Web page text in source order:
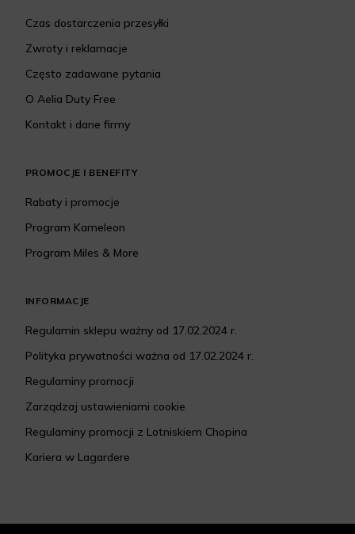
Czas dostarczenia przesyłki
Zwroty i reklamacje
Często zadawane pytania
O Aelia Duty Free
Kontakt i dane firmy
PROMOCJE I BENEFITY
Rabaty i promocje
Program Kameleon
Program Miles & More
INFORMACJE
Regulamin sklepu ważny od 17.02.2024 r.
Polityka prywatności ważna od 17.02.2024 r.
Regulaminy promocji
Zarządzaj ustawieniami cookie
Regulaminy promocji z Lotniskiem Chopina
Kariera w Lagardere